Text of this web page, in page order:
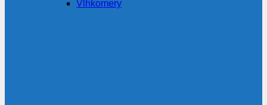
Vlhkomery